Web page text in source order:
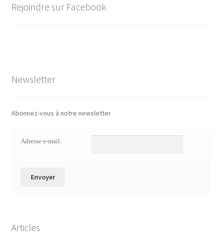
Rejoindre sur Facebook
Newsletter
Abonnez-vous à notre newsletter
Adresse e-mail:
Articles